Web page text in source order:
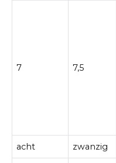
7 7,5
acht zwanzig